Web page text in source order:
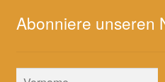
Abonniere unseren